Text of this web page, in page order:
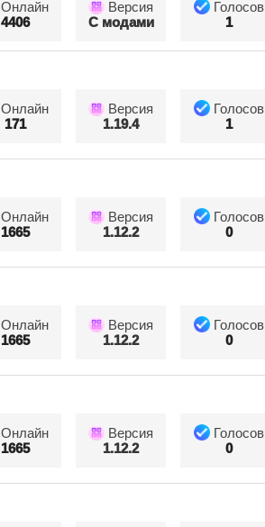
Онлайн
4406
Версия
С модами
Голосов
1
Онлайн
171
Версия
1.19.4
Голосов
1
Онлайн
1665
Версия
1.12.2
Голосов
0
Онлайн
1665
Версия
1.12.2
Голосов
0
Онлайн
1665
Версия
1.12.2
Голосов
0